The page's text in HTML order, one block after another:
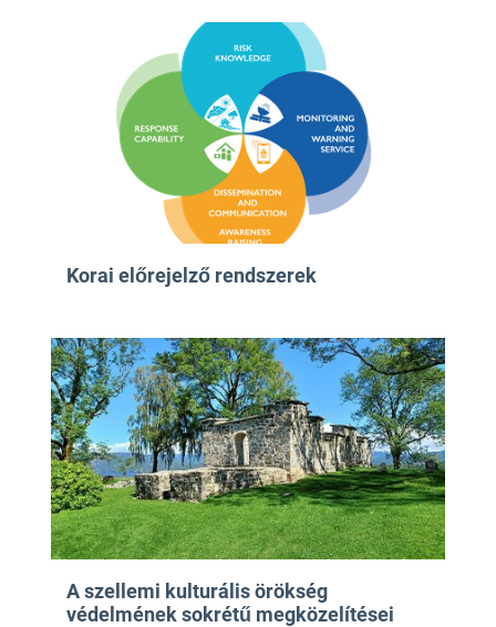
Korai előrejelző rendszerek
A szellemi kulturális örökség
védelmének sokrétű megközelítései